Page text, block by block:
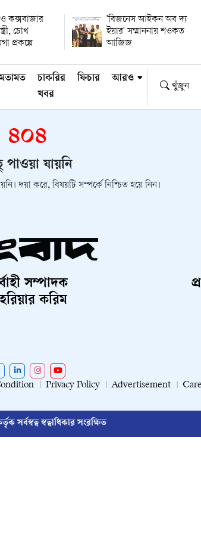
ও কক্সবাজার
চোখ
প্রকল্পে
'বিজনেস আইকন অব দ্য
ইয়ার' সম্মাননায় শওকত
আজিজ
মতামত
চাকরির
খবর
ফিচার আরও
খুঁজুন
৪০৪
পাওয়া যায়নি
দয়া করে, বিষয়টি সম্পর্কে নিশ্চিত হয়ে নিন।
সম্পাদক
করিম
Privacy Policy Advertisement
সর্বস্বত্ব স্বত্বাধিকার সংরক্ষিত